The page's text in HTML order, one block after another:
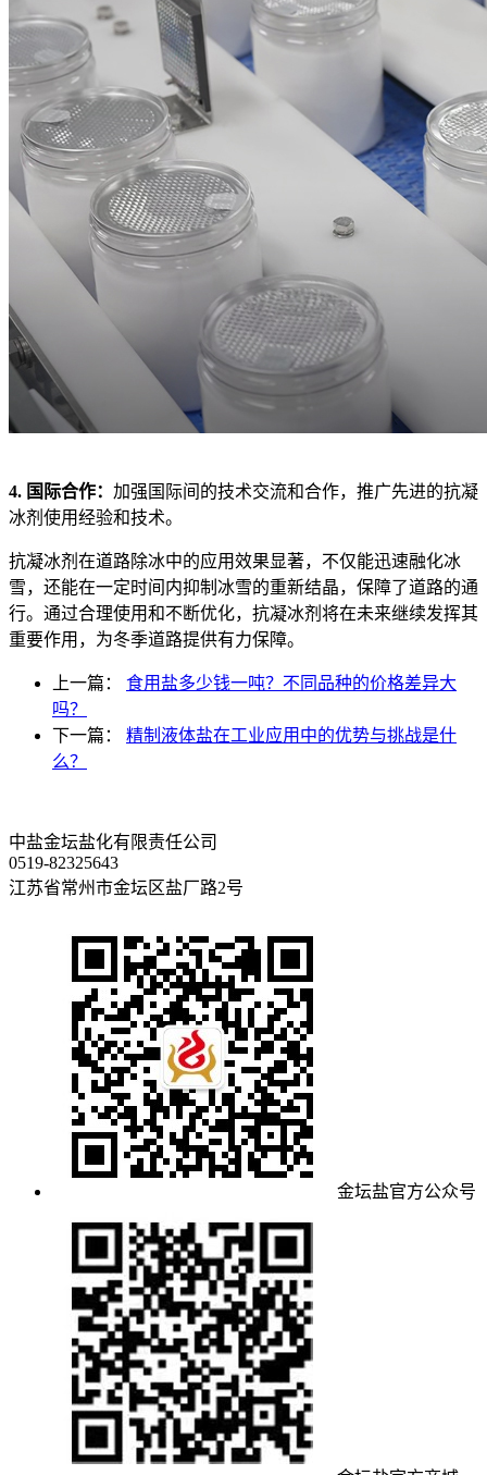
4. 国际合作： 加强国际间的技术交流和合作，推广先进的抗凝
冰剂使用经验和技术。
抗凝冰剂在道路除冰中的应用效果显著，不仅能迅速融化冰
雪，还能在一定时间内抑制冰雪的重新结晶，保障了道路的通
行。通过合理使用和不断优化，抗凝冰剂将在未来继续发挥其
重要作用，为冬季道路提供有力保障。
上一篇： 食用盐多少钱一吨？不同品种的价格差异大
吗？
下一篇： 精制液体盐在工业应用中的优势与挑战是什
么？
中盐金坛盐化有限责任公司
0519-82325643
江苏省常州市金坛区盐厂路2号
金坛盐官方公众号